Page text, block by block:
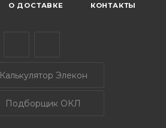
О ДОСТАВКЕ КОНТАКТЫ
Калькулятор Элекон
Подборщик ОКЛ